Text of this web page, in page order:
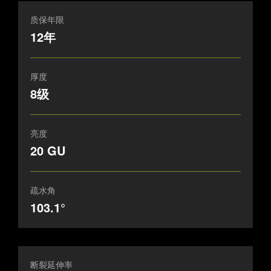
质保年限
12年
厚度
8级
亮度
20 GU
疏水角
103.1°
断裂延伸率